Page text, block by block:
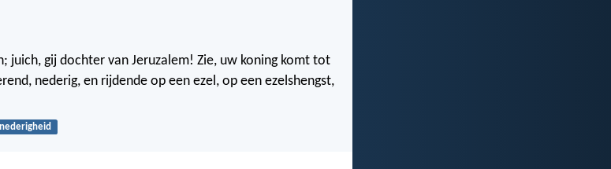
juich, gij dochter van Jeruzalem! Zie, uw koning komt tot
nederig, en rijdende op een ezel, op een ezelshengst,
nederigheid